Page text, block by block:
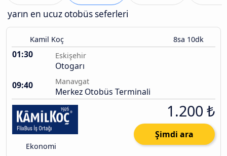
yarın en ucuz otobüs seferleri
Kamil Koç 8sa 10dk
01:30 Eskişehir
Otogarı
09:40
Manavgat
Merkez Otobüs Terminali
Ekonomi
1.200 ₺
Şimdi ara